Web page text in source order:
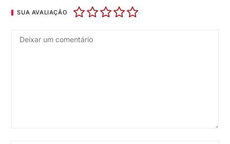
SUA AVALIAÇÃO